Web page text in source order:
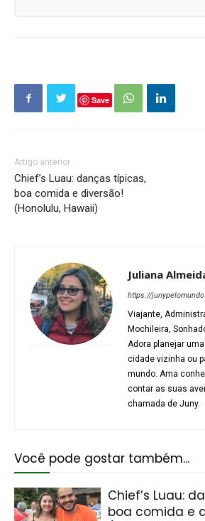
Save
Artigo anterior
Chief’s Luau: danças típicas,
boa comida e diversão!
(Honolulu, Hawaii)
Juliana
https://
Viajante,
Mochileira,
Adora planejar
cidade vizinha ou
mundo. Ama
contar as suas
chamada de Juny.
Você pode gostar também...
Chief’s Luau:
boa comida e